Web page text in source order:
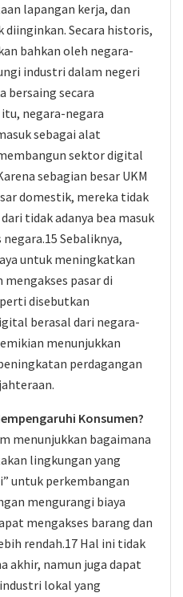
lapangan kerja, dan
Secara historis,
bahkan oleh negara-
industri dalam negeri
bersaing secara
negara-negara
sebagai alat
sektor digital
sebagian besar UKM
domestik, mereka tidak
tidak adanya bea masuk
Sebaliknya,
untuk meningkatkan
pasar di
disebutkan
berasal dari negara-
menunjukkan
perdagangan
Konsumen?
menunjukkan bagaimana
lingkungan yang
untuk perkembangan
mengurangi biaya
mengakses barang dan
rendah.17 Hal ini tidak
akhir, namun juga dapat
lokal yang